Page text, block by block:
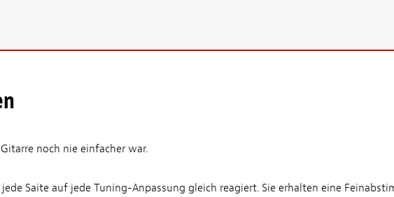
noch nie einfacher war.
Saite auf jede Tuning-Anpassung gleich reagiert. Sie erhalten eine